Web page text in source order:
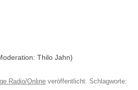
Thilo Jahn)
Radio/Online veröffentlicht. Schlagworte: